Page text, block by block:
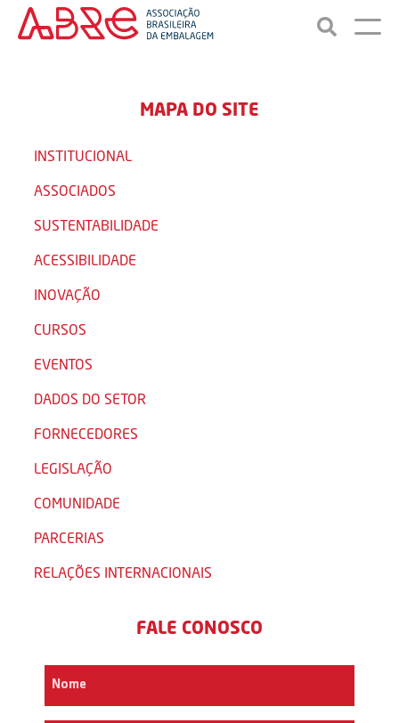
MAPA DO SITE
INSTITUCIONAL
ASSOCIADOS
SUSTENTABILIDADE
ACESSIBILIDADE
INOVAÇÃO
CURSOS
EVENTOS
DADOS DO SETOR
FORNECEDORES
LEGISLAÇÃO
COMUNIDADE
PARCERIAS
RELAÇÕES INTERNACIONAIS
FALE CONOSCO